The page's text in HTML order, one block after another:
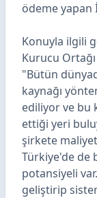
ödeme
Konuyla ilgili
Kurucu
"Bütün
kaynağı
ediliyor ve bu
ettiği yeri
şirkete
Türkiye'de de
potansiyeli
geliştirip